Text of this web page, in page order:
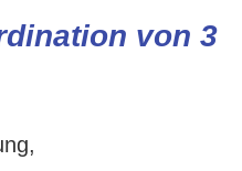
von 3